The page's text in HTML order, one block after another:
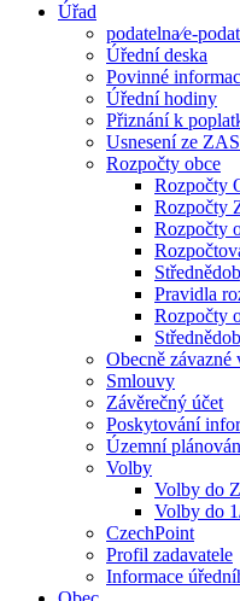
Úřad
podatelna⁄e-
Úřední deska
Povinné
Úřední hodiny
Přiznání k
Usnesení ze
Rozpočty obce
Rozpočty
Rozpočty
Rozpočty
Pravidla
Rozpočty
Obecně závazné
Smlouvy
Závěrečný účet
Poskytování
Územní
Volby
Volby do
Volby do
CzechPoint
Profil zadavatele
Informace